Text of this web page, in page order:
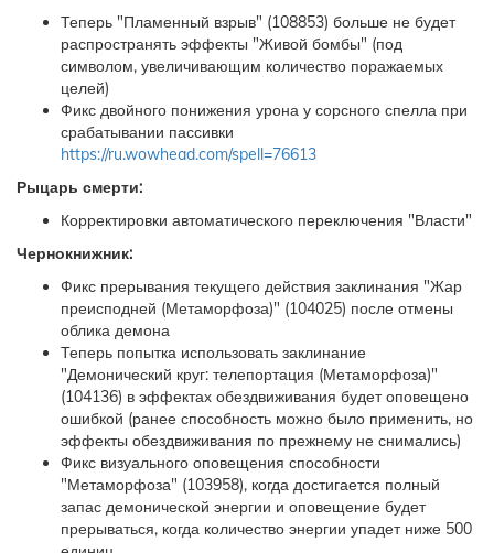
Теперь "Пламенный взрыв" (108853) больше не будет
распространять эффекты "Живой бомбы" (под
символом, увеличивающим количество поражаемых
целей)
Фикс двойного понижения урона у сорсного спелла при
срабатывании пассивки
https://ru.wowhead.com/spell=76613
Рыцарь смерти:
Корректировки автоматического переключения "Власти"
Чернокнижник:
Фикс прерывания текущего действия заклинания "Жар
преисподней (Метаморфоза)" (104025) после отмены
облика демона
Теперь попытка использовать заклинание
"Демонический круг: телепортация (Метаморфоза)"
(104136) в эффектах обездвиживания будет оповещено
ошибкой (ранее способность можно было применить, но
эффекты обездвиживания по прежнему не снимались)
Фикс визуального оповещения способности
"Метаморфоза" (103958), когда достигается полный
запас демонической энергии и оповещение будет
прерываться, когда количество энергии упадет ниже 500